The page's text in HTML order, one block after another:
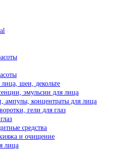
шеи, декольте
эмульсии для лица
ампулы, концентраты для лица
гели для глаз
средства
и очищение
лица